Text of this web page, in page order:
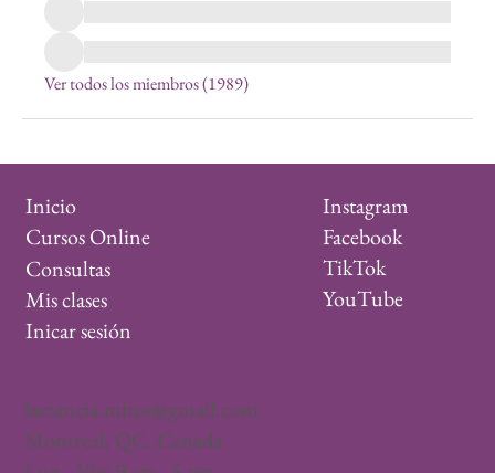
Ver todos los miembros (1989)
lactancia.mitos@gmail.com
Montreal, QC. Canada
Inicio
Cursos Online
Consultas
Mis clases
Inicar sesión
Instagram
Facebook
TikTok
YouTube